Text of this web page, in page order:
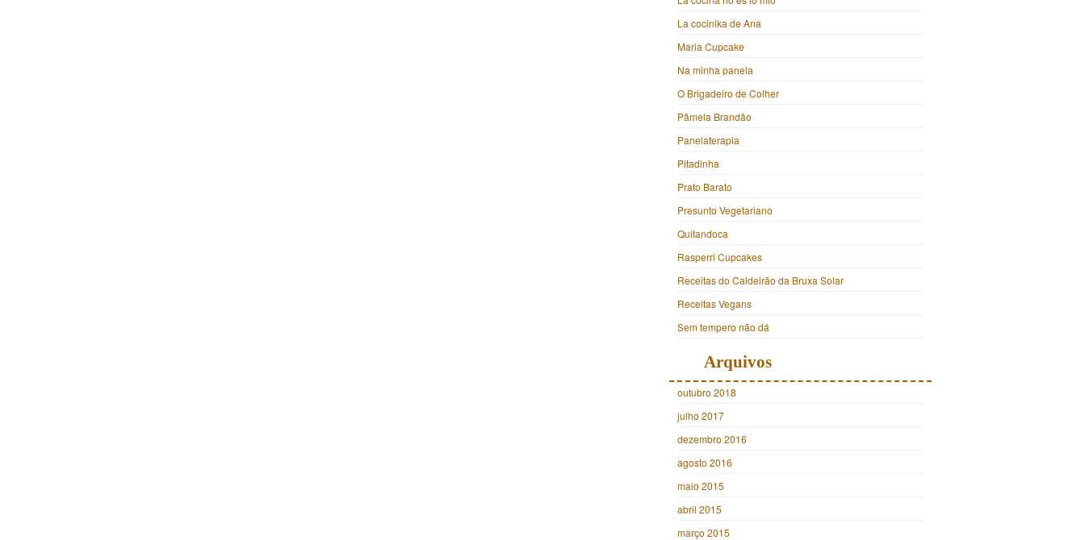
La cocinika de Ana
Maria Cupcake
Na minha panela
O Brigadeiro de Colher
Pâmela Brandão
Panelaterapia
Pitadinha
Prato Barato
Presunto Vegetariano
Quitandoca
Rasperri Cupcakes
Receitas do Caldeirão da Bruxa Solar
Receitas Vegans
Sem tempero não dá
Arquivos
outubro 2018
julho 2017
dezembro 2016
agosto 2016
maio 2015
abril 2015
março 2015